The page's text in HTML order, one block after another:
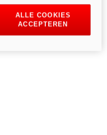
ALLE COOKIES
ACCEPTEREN